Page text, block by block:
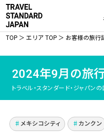
TOP エリア TOP お客様の旅行
2024年9月の旅
トラベル・スタンダード・ジャパンの
Vol.1168
カンクン＆メキシコ
出！夢だったセノー
所も魅力いっぱい！
メキシコシティ カンクン